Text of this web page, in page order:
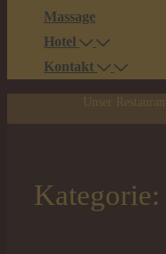
Massage
Hotel
Kontakt
Unser
Kategorie: